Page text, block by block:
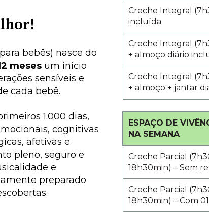
bebês) nasce do
meses um início
sensíveis e
cada bebê.
1.000 dias,
cognitivas
afetivas e
pleno, seguro e
e
preparado
Creche Integral
incluída
Creche Integral
+ almoço diário
Creche Integral
+ almoço + jantar
ESPAÇO DE
NA SEMANA
Creche Parcial
18h30min) – Sem
Creche Parcial
18h30min) – Com